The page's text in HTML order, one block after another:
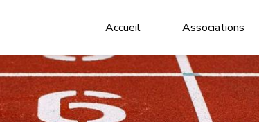
Accueil Associations